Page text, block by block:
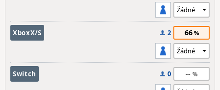
XboxX/S 2 66
Switch 0 --